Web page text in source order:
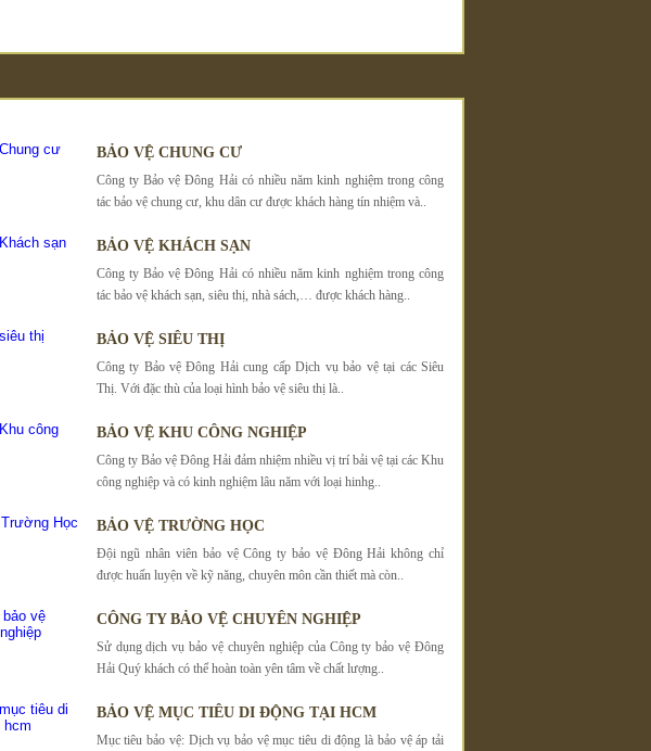
BẢO VỆ CHUNG CƯ
Công ty Bảo vệ Đông Hải có nhiều năm kinh nghiệm trong công
tác bảo vệ chung cư, khu dân cư được khách hàng tín nhiệm và..
BẢO VỆ KHÁCH SẠN
Công ty Bảo vệ Đông Hải có nhiều năm kinh nghiệm trong công
tác bảo vệ khách sạn, siêu thị, nhà sách,… được khách hàng..
BẢO VỆ SIÊU THỊ
Công ty Bảo vệ Đông Hải cung cấp Dịch vụ bảo vệ tại các Siêu
Thị. Với đặc thù của loại hình bảo vệ siêu thị là..
BẢO VỆ KHU CÔNG NGHIỆP
Công ty Bảo vệ Đông Hải đảm nhiệm nhiều vị trí bải vệ tại các Khu
công nghiệp và có kinh nghiệm lâu năm với loại hinhg..
BẢO VỆ TRƯỜNG HỌC
Đội ngũ nhân viên bảo vệ Công ty bảo vệ Đông Hải không chỉ
được huấn luyện về kỹ năng, chuyên môn cần thiết mà còn..
CÔNG TY BẢO VỆ CHUYÊN NGHIỆP
Sử dụng dịch vụ bảo vệ chuyên nghiệp của Công ty bảo vệ Đông
Hải Quý khách có thể hoàn toàn yên tâm về chất lượng..
BẢO VỆ MỤC TIÊU DI ĐỘNG TẠI HCM
Mục tiêu bảo vệ: Dịch vụ bảo vệ mục tiêu di động là bảo vệ áp tải